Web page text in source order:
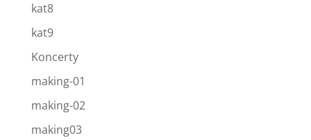
kat8
kat9
Koncerty
making-01
making-02
making03